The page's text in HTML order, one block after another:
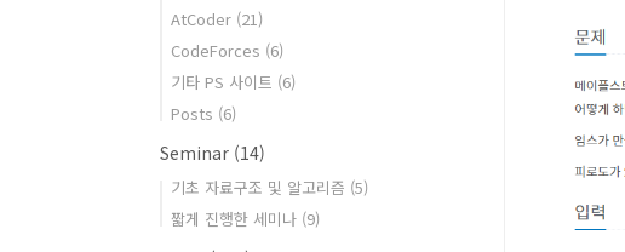
AtCoder (21)
CodeForces (6)
기타 PS 사이트 (6)
Posts (6)
Seminar (14)
기초 자료구조 및 알고리즘 (5)
짧게 진행한 세미나 (9)